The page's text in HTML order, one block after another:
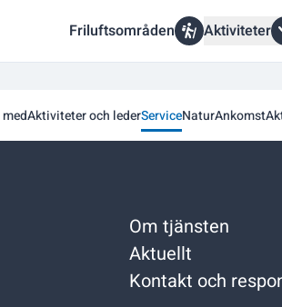
Friluftsområden Aktiviteter
Aktiviteter och lederServiceNaturAnkomst
Om tjänsten
Aktuellt
Kontakt och